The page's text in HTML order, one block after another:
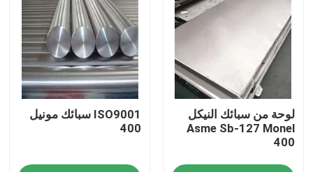
لوحة من سبائك النيكل
Asme Sb-127 Monel
400
ISO9001 سبائك مونيل
400